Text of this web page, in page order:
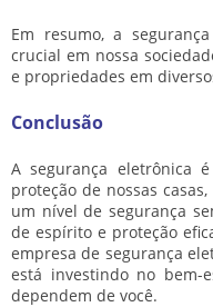
Em resumo, a
crucial em nossa
e propriedades em
Conclusão
A segurança eletrônica
proteção de nossas
um nível de segurança
de espírito e proteção
empresa de segurança
está investindo no bem-
dependem de você.